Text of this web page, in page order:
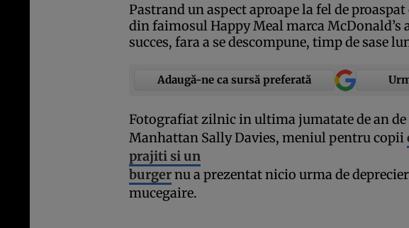
Pastrand un aspect aproape la fel de
din faimosul Happy Meal marca
succes, fara a se descompune, timp de sase
Adaugă-ne ca sursă preferată
Fotografiat zilnic in ultima jumatate de an
Manhattan Sally Davies, meniul pentru copii
prajiti si un
burgernu a prezentat nicio urma de
mucegaire.